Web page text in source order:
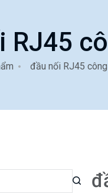
RJ45
đầu nối RJ45